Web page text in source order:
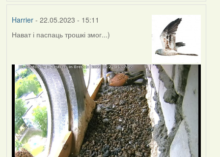
Harrier- 22.05.2023 - 15:11
Нават і паспаць трошкі змог...)